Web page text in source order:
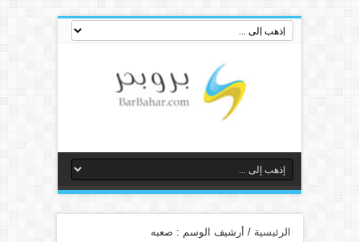
الرئيسية / أرشيف الوسم : صعبه